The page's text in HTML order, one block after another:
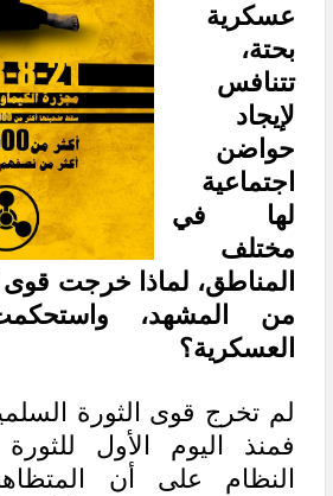
عسكرية
بحتة،
تتنافس
لإيجاد
حواضن
اجتماعية
لها في
مختلف
المناطق، لماذا خرجت قوى
من المشهد،
العسكرية؟
لم تخرج قوى الثورة
فمنذ اليوم الأول
النظام على أن